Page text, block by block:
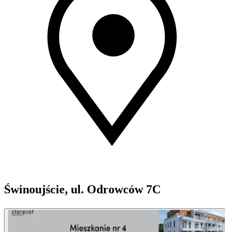
Świnoujście, ul. Odrowców 7C